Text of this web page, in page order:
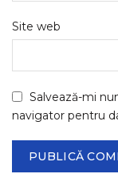
Site web
Salvează-mi
navigator pentru